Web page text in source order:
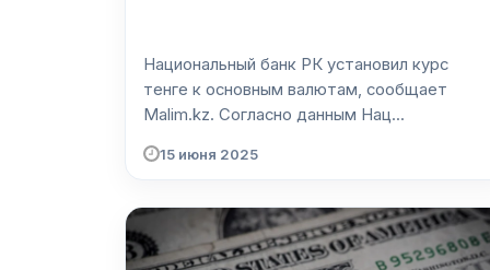
Национальный банк РК установил курс
тенге к основным валютам, сообщает
Malim.kz. Согласно данным Нац...
15 июня 2025